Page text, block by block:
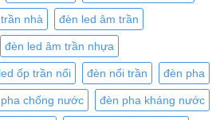
nhà đèn led âm trần
đèn led âm trần nhựa
ốp trần nổi đèn nổi trần đèn pha
chống nước đèn pha kháng nước